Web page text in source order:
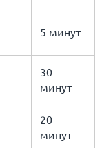
5 минут
30
минут
20
минут